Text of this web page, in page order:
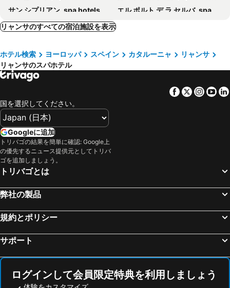
サン シプリアン, spa hotels
エル ポルト デ ラ セルバ, spa hotels
レスカラ, spa hotels
ラ ジョンクレア, spa hotels
ポート バルカレ, spa hotels
カダケス, spa hotels
トロエッリャ デ モントグリ, spa hotels
フィゲレス, spa hotels
グアルタ, spa hotels
カステーヨ デ エンプリエス, spa hotels
Torreilles, spa hotels
Navata, spa hotels
Massanet de Cabrenys, spa hotels
Pau, spa hotels
Cabanellas, spa hotels
Palau-sator, spa hotels
Cornellá del Terri, spa hotels
Aviñonet de Puig Ventós, spa hotels
アメリ レ バン, spa hotels
Vilamalla, spa hotels
リャンサのすべての宿泊施設を表示
ホテル検索 ヨーロッパ スペイン カタルーニャ
リャンサ
リャンサのスパホテル
Facebook
Twitter
国を選択してください。
Googleに追加
トリバゴの結果を簡単に確認: Google上
の優先するニュース提供元としてトリバ
ゴを追加しましょう。
トリバゴとは
弊社の製品
規約とポリシー
サポート
ログインして会員限定特典を利用しましょう